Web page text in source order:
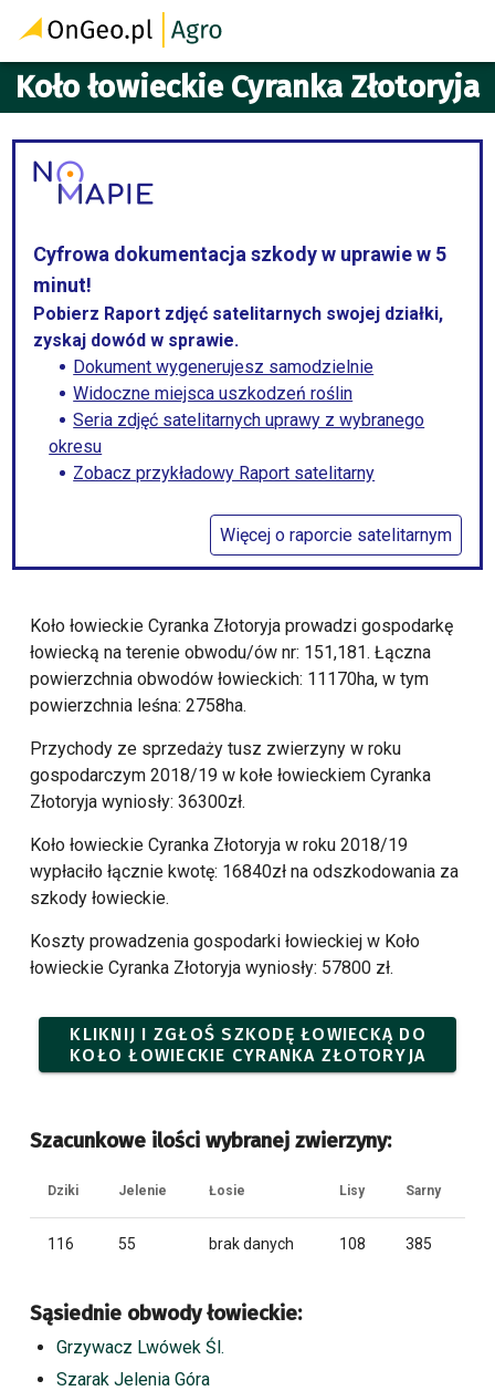
Koło łowieckie Cyranka Złotoryja
Cyfrowa dokumentacja szkody w uprawie w 5
minut!
Pobierz Raport zdjęć satelitarnych swojej działki,
zyskaj dowód w sprawie.
Dokument wygenerujesz samodzielnie
Widoczne miejsca uszkodzeń roślin
Seria zdjęć satelitarnych uprawy z wybranego
okresu
Zobacz przykładowy Raport satelitarny
Więcej o raporcie satelitarnym
Koło łowieckie Cyranka Złotoryja prowadzi gospodarkę
łowiecką na terenie obwodu/ów nr: 151,181. Łączna
powierzchnia obwodów łowieckich: 11170ha, w tym
powierzchnia leśna: 2758ha.
Przychody ze sprzedaży tusz zwierzyny w roku
gospodarczym 2018/19 w kołe łowieckiem Cyranka
Złotoryja wyniosły: 36300zł.
Koło łowieckie Cyranka Złotoryja w roku 2018/19
wypłaciło łącznie kwotę: 16840zł na odszkodowania za
szkody łowieckie.
Koszty prowadzenia gospodarki łowieckiej w Koło
łowieckie Cyranka Złotoryja wyniosły: 57800 zł.
KLIKNIJ I ZGŁOŚ SZKODĘ ŁOWIECKĄ DO
KOŁO ŁOWIECKIE CYRANKA ZŁOTORYJA
Szacunkowe ilości wybranej zwierzyny:
Dziki Jelenie Łosie Lisy Sarny
116 55 brak danych 108 385
Sąsiednie obwody łowieckie:
Grzywacz Lwówek Śl.
Szarak Jelenia Góra